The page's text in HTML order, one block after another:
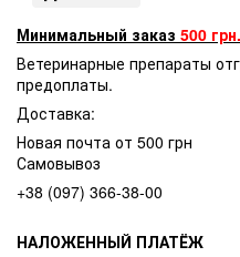
Минимальный заказ 500 грн.
Ветеринарные препараты
предоплаты.
Доставка:
Новая почта от 500 грн
Самовывоз
+38 (097) 366-38-00
НАЛОЖЕННЫЙ ПЛАТЁЖ